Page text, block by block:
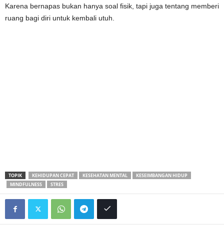
Karena bernapas bukan hanya soal fisik, tapi juga tentang memberi
ruang bagi diri untuk kembali utuh.
TOPIK KEHIDUPAN CEPAT KESEHATAN MENTAL
KESEIMBANGAN HIDUP
MINDFULNESS
STRES